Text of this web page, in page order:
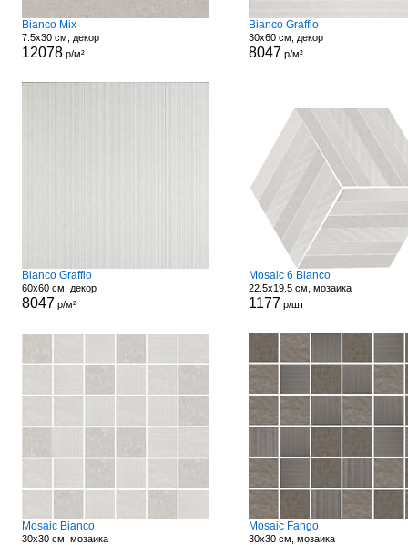
Bianco Mix
7.5x30 см, декор
12078р/м²
Bianco Graffio
30x60 см, декор
8047 р/м²
Bianco Graffio
60x60 см, декор
8047 р/м²
Mosaic 6 Bianco
22.5x19.5 см, мозаика
1177 р/шт
Mosaic Bianco
30x30 см, мозаика
Mosaic Fango
30x30 см, мозаика